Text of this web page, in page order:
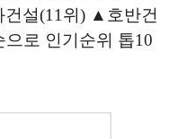
설(11위) ▲호반건
로 인기순위 톱10